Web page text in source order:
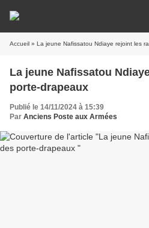
Accueil » La jeune Nafissatou Ndiaye rejoint les
La jeune Nafissatou
porte-drapeaux
Publié le 14/11/2024 à 15:39
Par Anciens Poste aux Armées